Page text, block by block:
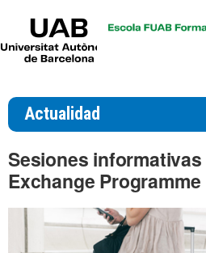
Actualidad
Sesiones
Exchange Programme